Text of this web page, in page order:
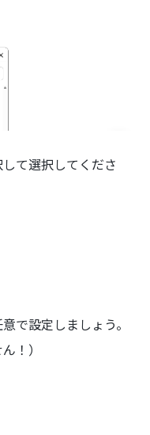
て選択してくださ
で設定しましょう。
！）